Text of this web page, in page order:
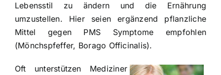
Lebensstil zu ändern und die Ernährung
umzustellen. Hier seien ergänzend pflanzliche
Mittel gegen PMS Symptome empfohlen
(Mönchspfeffer, Borago Officinalis).
Oft unterstützen Mediziner